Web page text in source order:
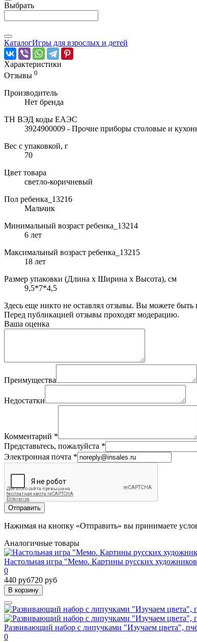
Выбрать
КаталогИгры для взрослых и детей
Характеристики
Отзывы 0
Производитель
Нет бренда
ТН ВЭД коды ЕАЭС
3924900009 - Прочие приборы столовые и
Вес с упаковкой, г
70
Цвет товара
светло-коричневый
Пол ребенка_13216
Мальчик
Минимальный возраст ребенка_13214
6 лет
Максимальный возраст ребенка_13215
18 лет
Размер упаковки (Длина х Ширина х Высота), см
9,5*7*4,5
Здесь еще никто не оставлял отзывы. Вы можете
Перед публикацией отзывы проходят модерацию.
Ваша оценка
Преимущества
Недостатки
Комментарий *
Представьтесь, пожалуйста *
Электронная почта *
Отправить
Нажимая на кнопку «Отправить» вы принимаете
Аналогичные товары
Настольная игра "Мемо. Картины русских
0
440 руб720 руб
В корзину
Развивающий набор с липучками "Изучаем цвета",
0